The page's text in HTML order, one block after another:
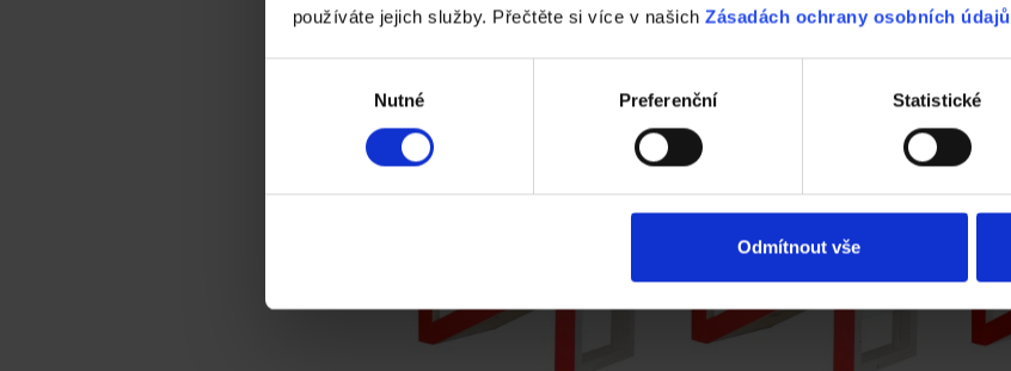
používáte jejich služby. Přečtěte si více v našich Zásadách ochrany osobních údajů
Nutné Preferenční Statistické
Odmítnout vše